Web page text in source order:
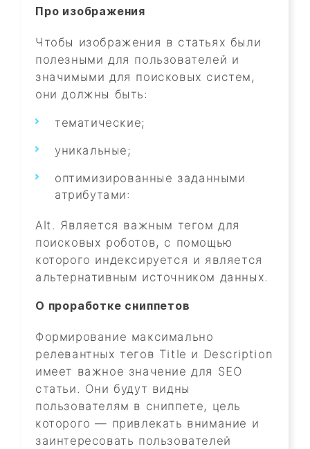
Про изображения
Чтобы изображения в статьях были
полезными для пользователей и
значимыми для поисковых систем,
они должны быть:
тематические;
уникальные;
оптимизированные заданными
атрибутами:
Alt. Является важным тегом для
поисковых роботов, с помощью
которого индексируется и является
альтернативным источником данных.
О проработке сниппетов
Формирование максимально
релевантных тегов Title и Description
имеет важное значение для SEO
статьи. Они будут видны
пользователям в сниппете, цель
которого — привлекать внимание и
заинтересовать пользователей